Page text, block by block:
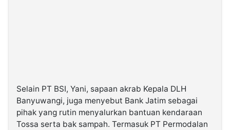
Selain PT BSI, Yani, sapaan akrab Kepala DLH
Banyuwangi, juga menyebut Bank Jatim sebagai
pihak yang rutin menyalurkan bantuan kendaraan
Tossa serta bak sampah. Termasuk PT Permodalan